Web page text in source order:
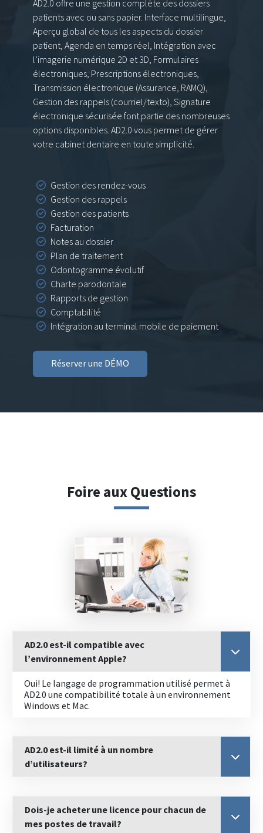
AD2.0 offre une gestion complète des dossiers
patients avec ou sans papier. Interface multilingue,
Aperçu global de tous les aspects du dossier
patient, Agenda en temps réel, Intégration avec
l’imagerie numérique 2D et 3D, Formulaires
électroniques, Prescriptions électroniques,
Transmission électronique (Assurance, RAMQ),
Gestion des rappels (courriel/texto), Signature
électronique sécurisée font partie des nombreuses
options disponibles. AD2.0 vous permet de gérer
votre cabinet dentaire en toute simplicité.
Gestion des rendez-vous
Gestion des rappels
Gestion des patients
Facturation
Notes au dossier
Plan de traitement
Odontogramme évolutif
Charte parodontale
Rapports de gestion
Comptabilité
Intégration au terminal mobile de paiement
Réserver une DÉMO
Foire aux Questions
AD2.0 est-il compatible avec
l’environnement Apple?
Oui! Le langage de programmation utilisé permet à
AD2.0 une compatibilité totale à un environnement
Windows et Mac.
AD2.0 est-il limité à un nombre
d’utilisateurs?
Dois-je acheter une licence pour chacun de
mes postes de travail?